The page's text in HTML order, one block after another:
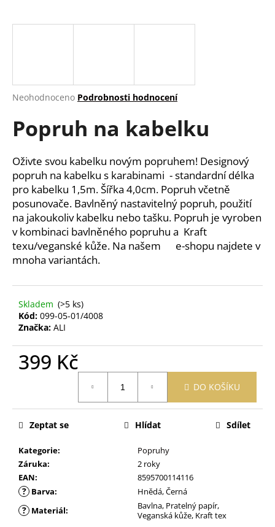
Průměrné
produktu
je
z
5
hvězdiček.
Neohodnoceno Podrobnosti hodnocení
Popruh na kabelku
Oživte svou kabelku novým popruhem! Designový
popruh na kabelku s karabinami - standardní délka
pro kabelku 1,5m. Šířka 4,0cm. Popruh včetně
posunovače. Bavlněný nastavitelný popruh, použití
na jakoukoliv kabelku nebo tašku. Popruh je vyroben
v kombinaci bavlněného popruhu a Kraft
texu/veganské kůže. Na našem e-shopu najdete v
mnoha variantách.
Skladem (>5 ks)
Kód: 099-05-01/4008
Značka: ALI
399 Kč
DO KOŠÍKU
Kategorie:
Popruhy
Záruka:
2 roky
EAN: 8595700114116
? Barva: Hnědá, Černá
? Materiál:
Bavlna, Pratelný papír,
Veganská kůže, Kraft tex
Zeptat se Hlídat Sdílet
j
?
D
o
p
o
r
u
u
e
m
e
MĚSÍČKOVÁ
ZINKOVÁ
MAST
ML
189
Kč